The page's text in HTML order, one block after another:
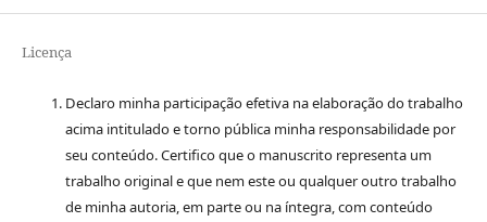
Licença
Declaro minha participação efetiva na elaboração do trabalho
acima intitulado e torno pública minha responsabilidade por
seu conteúdo. Certifico que o manuscrito representa um
trabalho original e que nem este ou qualquer outro trabalho
de minha autoria, em parte ou na íntegra, com conteúdo